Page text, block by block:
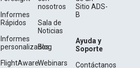
Informes
Rápidos
Informes
personalizados
FlightAware
nosotros
Sala de
Noticias
Blog
Webinars
Sitio ADS-
B
Ayuda y
Soporte
Contáctanos